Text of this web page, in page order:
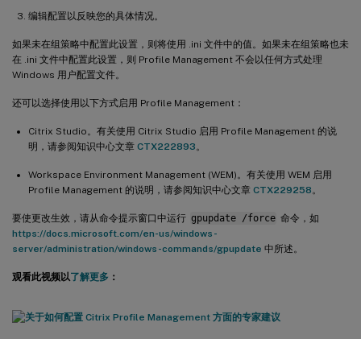
编辑配置以反映您的具体情况。
如果未在组策略中配置此设置，则将使用 .ini 文件中的值。如果未在组策略也未
在 .ini 文件中配置此设置，则 Profile Management 不会以任何方式处理
Windows 用户配置文件。
还可以选择使用以下方式启用 Profile Management：
Citrix Studio。有关使用 Citrix Studio 启用 Profile Management 的说
明，请参阅知识中心文章 CTX222893 。
Workspace Environment Management (WEM)。有关使用 WEM 启用
Profile Management 的说明，请参阅知识中心文章 CTX229258 。
要使更改生效，请从命令提示窗口中运行 gpupdate /force 命令，如
https://docs.microsoft.com/en-us/windows-
server/administration/windows-commands/gpupdate 中所述。
观看此视频以了解更多 ：